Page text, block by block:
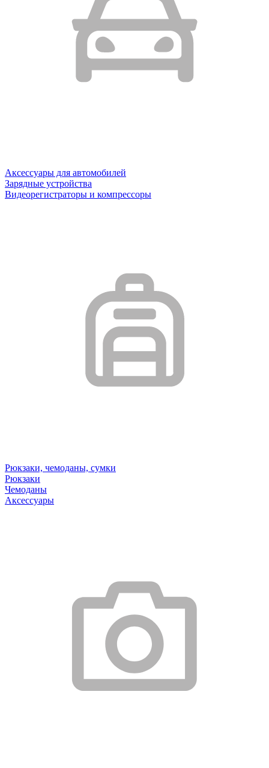
Аксессуары для автомобилей
Зарядные устройства
Видеорегистраторы и компрессоры
Рюкзаки, чемоданы, сумки
Рюкзаки
Чемоданы
Аксессуары